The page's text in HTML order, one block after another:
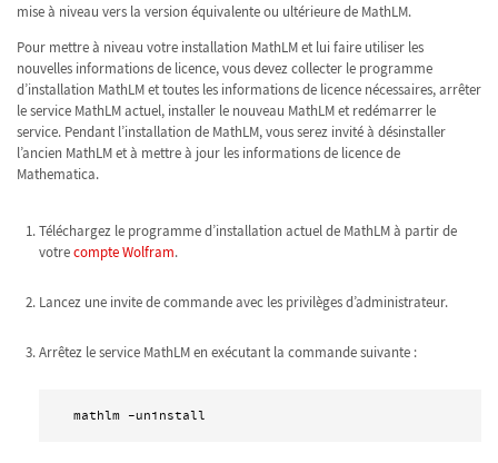
mise à niveau vers la version équivalente ou ultérieure de MathLM.
Pour mettre à niveau votre installation MathLM et lui faire utiliser les
nouvelles informations de licence, vous devez collecter le programme
d’installation MathLM et toutes les informations de licence nécessaires, arrêter
le service MathLM actuel, installer le nouveau MathLM et redémarrer le
service. Pendant l’installation de MathLM, vous serez invité à désinstaller
l’ancien MathLM et à mettre à jour les informations de licence de
Mathematica.
Téléchargez le programme d’installation actuel de MathLM à partir de
votrecompte Wolfram.
Lancez une invite de commande avec les privilèges d’administrateur.
Arrêtez le service MathLM en exécutant la commande suivante :
mathlm -uninstall